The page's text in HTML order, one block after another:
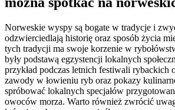
Norweskie wyspy są bogate w tradycje i
odzwierciedlają historię oraz sposób życia
tych tradycji ma swoje korzenie w
były podstawą egzystencji lokalnych
przykład podczas letnich festiwali rybackich
zawody w łowieniu ryb oraz pokazy
spróbować lokalnych specjałów
owoców morza. Warto również zwrócić